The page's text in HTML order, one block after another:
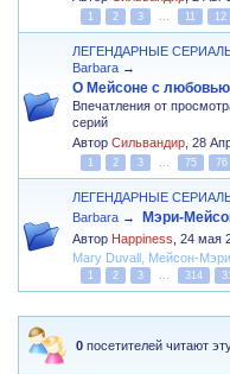
1 2 3 11 12
ЛЕГЕНДАРНЫЕ
Barbara →
О Мейсоне с
Впечатления от
серий
АвторСильвандир ,28
1 2 3 75 76
ЛЕГЕНДАРНЫЕ
Barbara → Мэри-
Автор Happiness ,24 мая
Mary Duvall Мейсон-Мэри
1 2 3 314
0 посетителей читают